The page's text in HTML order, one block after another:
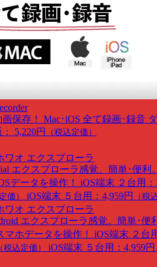
画保存！ Mac･iOS 全て録画･録音
5,220円
（税込定価）
ワオ エクスプローラ
エクスプローラ感覚。簡単･便利
データを操作！ iOS端末 ２台用：
価） iOS端末 ５台用：4,959円 （税
ワオ エクスプローラ
エクスプローラ感覚。簡単･便
マホデータを操作！ iOS端末 ２台
（税込定価） iOS端末 ５台用：4,959円